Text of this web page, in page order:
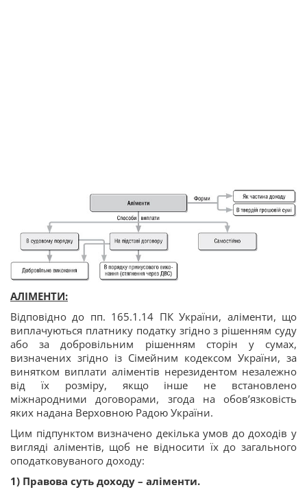
АЛІМЕНТИ:
Відповідно до пп. 165.1.14 ПК України, аліменти, що
виплачуються платнику податку згідно з рішенням суду
або за добровільним рішенням сторін у сумах,
визначених згідно із Сімейним кодексом України, за
винятком виплати аліментів нерезидентом незалежно
від їх розміру, якщо інше не встановлено
міжнародними договорами, згода на обов’язковість
яких надана Верховною Радою України.
Цим підпунктом визначено декілька умов до доходів у
вигляді аліментів, щоб не відносити їх до загального
оподатковуваного доходу:
1) Правова суть доходу – аліменти.